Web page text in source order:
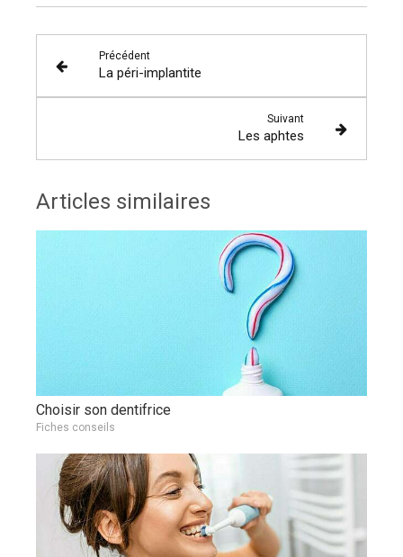
Précédent
La péri-implantite
Suivant
Les aphtes
Articles similaires
Choisir son dentifrice
Fiches conseils